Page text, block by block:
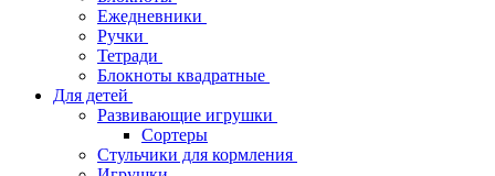
Ежедневники
Ручки
Тетради
Блокноты квадратные
Для детей
Развивающие игрушки
Сортеры
Стульчики для кормления